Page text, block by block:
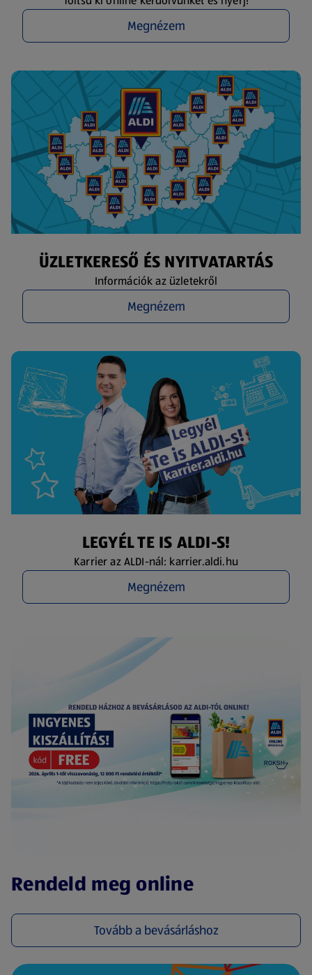
Megnézem
ÜZLETKERESŐ ÉS NYITVATARTÁS
Információk az üzletekről
Megnézem
LEGYÉL TE IS ALDI-S!
Karrier az ALDI-nál: karrier.aldi.hu
Megnézem
Rendeld meg online
Tovább a bevásárláshoz
(új oldalon nyílik meg)